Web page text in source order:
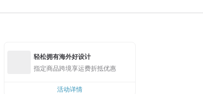
轻松拥有海外好设计
指定商品跨境享运费折抵优惠
活动详情